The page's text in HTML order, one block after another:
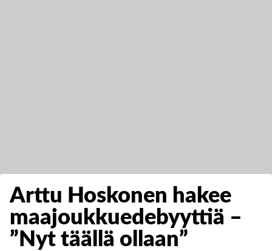
Arttu Hoskonen hakee
maajoukkuedebyyttiä –
”Nyt täällä ollaan”